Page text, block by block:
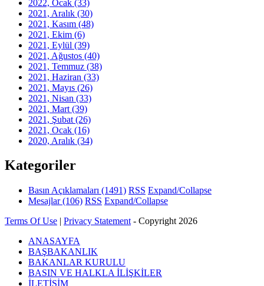
2022, Ocak (33)
2021, Aralık (30)
2021, Kasım (48)
2021, Ekim (6)
2021, Eylül (39)
2021, Ağustos (40)
2021, Temmuz (38)
2021, Haziran (33)
2021, Mayıs (26)
2021, Nisan (33)
2021, Mart (39)
2021, Şubat (26)
2021, Ocak (16)
2020, Aralık (34)
Kategoriler
Basın Açıklamaları (1491) RSS Expand/Collapse
Mesajlar(106) RSS Expand/Collapse
Terms Of Use | Privacy Statement - Copyright 2026
ANASAYFA
BAŞBAKANLIK
BAKANLAR KURULU
BASIN VE HALKLA İLİŞKİLER
İLETİŞİM